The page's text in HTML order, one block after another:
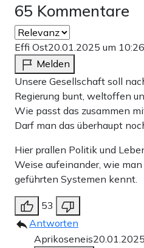
65 Kommentare
Effi Ost20.01.2025 um
Melden
Unsere Gesellschaft soll
Regierung bunt, weltoffen
Wie passt das zusammen
Darf man das überhaupt
Hier prallen Politik und
Weise aufeinander, wie
geführten Systemen kennt.
53
Antworten
Aprikoseneis